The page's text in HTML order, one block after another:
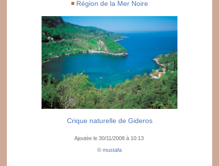
Région de la Mer Noire
Crique naturelle de Gideros
Ajoutée le 30/11/2008 à 10:13
© mustafa